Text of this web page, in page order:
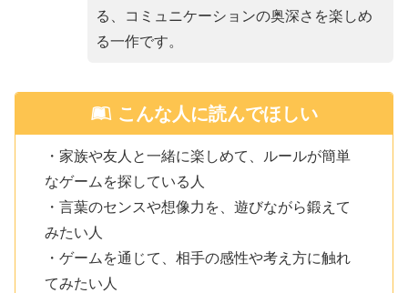
る、コミュニケーションの奥深さを楽しめ
る一作です。
こんな人に読んでほしい
・家族や友人と一緒に楽しめて、ルールが簡単
なゲームを探している人
・言葉のセンスや想像力を、遊びながら鍛えて
みたい人
・ゲームを通じて、相手の感性や考え方に触れ
てみたい人